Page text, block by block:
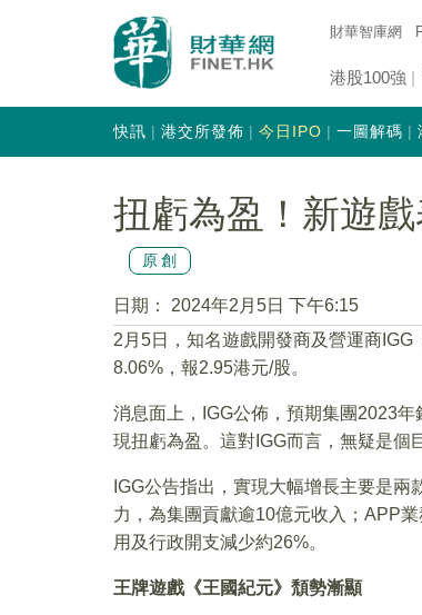
財華智庫網
港股100強
快訊 港交所發佈 今日IPO 一圖解碼
扭虧為盈！新遊
原創
日期：
2024年2月5日 下午6:15
2月5日，知名遊戲開發商及營運商IGG
8.06%，報2.95港元/股。
消息面上，IGG公佈，預期集團2023
現扭虧為盈。這對IGG而言，無疑是個
IGG公告指出，實現大幅增長主要是
力，為集團貢獻逾10億元收入；APP
用及行政開支減少約26%。
王牌遊戲《王國紀元》頹勢漸顯